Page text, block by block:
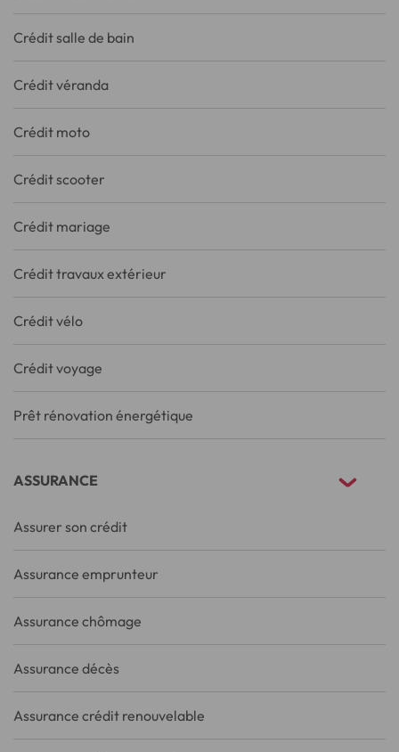
Crédit salle de bain
Crédit véranda
Crédit moto
Crédit scooter
Crédit mariage
Crédit travaux extérieur
Crédit vélo
Crédit voyage
Prêt rénovation énergétique
ASSURANCE
Assurer son crédit
Assurance emprunteur
Assurance chômage
Assurance décès
Assurance crédit renouvelable